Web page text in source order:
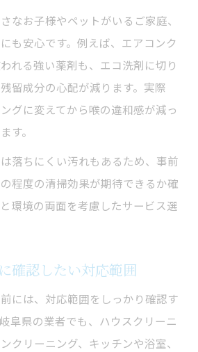
なお子様やペットがいるご家庭、
も安心です。例えば、エアコンク
れる強い薬剤も、エコ洗剤に切り
留成分の心配が減ります。実際
グに変えてから喉の違和感が減っ
す。
落ちにくい汚れもあるため、事前
程度の清掃効果が期待できるか確
環境の両面を考慮したサービス選
確認したい対応範囲
には、対応範囲をしっかり確認す
阜県の業者でも、ハウスクリーニ
クリーニング、キッチンや浴室、